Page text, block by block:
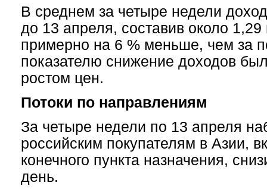
В среднем за четыре недели
до 13 апреля, составив около
примерно на 6 % меньше, чем за
показателю снижение доходов
ростом цен.
Потоки по направлениям
За четыре недели по 13 апреля
российским покупателям в Азии,
конечного пункта назначения,
день.